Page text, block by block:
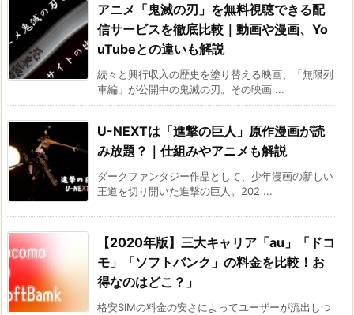
アニメ「鬼滅の刃」を無料視聴できる配
信サービスを徹底比較｜動画や漫画、Yo
uTubeとの違いも解説
続々と興行収入の歴史を塗り替える映画、「無限列
車編」が公開中の鬼滅の刃。その映画 ...
U-NEXTは「進撃の巨人」原作漫画が読
み放題？｜仕組みやアニメも解説
ダークファンタジー作品として、少年漫画の新しい
王道を切り開いた進撃の巨人。202 ...
【2020年版】三大キャリア「au」「ドコ
モ」「ソフトバンク」の料金を比較！お
得なのはどこ？」
格安SIMの料金の安さによってユーザーが流出しつ